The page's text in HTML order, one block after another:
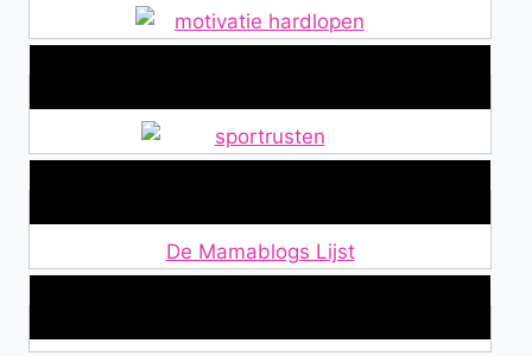
De Mamablogs Lijst